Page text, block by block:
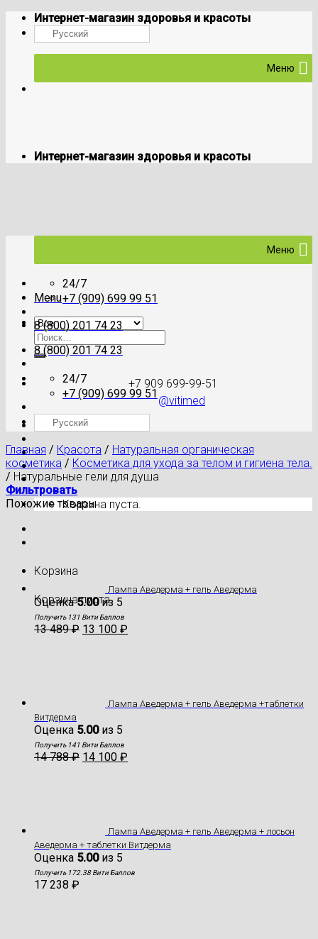
Skip
content
Интернет-магазин здоровья и красоты
Русский
Меню
Интернет-магазин здоровья и красоты
Menu
Искать:
+7 909 699-99-51
@vitimed
Где моя посылка?
Корзина пуста.
Корзина
Корзина пуста.
Меню
24/7
+7 (909) 699 99 51
8 (800) 201 74 23
8 (800) 201 74 23
24/7
+7 (909) 699 99 51
Русский
Главная / Красота / Натуральная органическая
косметика / Косметика для ухода за телом и гигиена тела.
/ Натуральные гели для душа
Фильтровать
Похожие товары
Лампа Аведерма + гель Аведерма
Оценка5.00из 5
Получить 131 Вити Баллов
13 489₽ 13 100 ₽
Лампа Аведерма + гель Аведерма +таблетки
Витдерма
Оценка 5.00из 5
Получить 141 Вити Баллов
14 788₽ 14 100 ₽
Лампа Аведерма + гель Аведерма + лосьон
Аведерма + таблетки Витдерма
Оценка 5.00из 5
Получить 172.38 Вити Баллов
17 238 ₽